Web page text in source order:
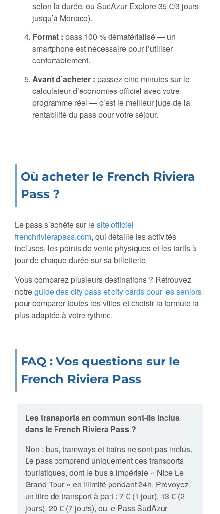
selon la durée, ou SudAzur Explore 35 €/3 jours
jusqu’à Monaco).
Format : pass 100 % dématérialisé — un
smartphone est nécessaire pour l’utiliser
confortablement.
Avant d’acheter : passez cinq minutes sur le
calculateur d’économies officiel avec votre
programme réel — c’est le meilleur juge de la
rentabilité du pass pour votre séjour.
Où acheter le French Riviera
Pass ?
Le pass s’achète sur lesite officiel
frenchrivierapass.com, qui détaille les activités
incluses, les points de vente physiques et les tarifs à
jour de chaque durée sur sa billetterie.
Vous comparez plusieurs destinations ? Retrouvez
notreguide des city pass et city cards pour les seniors
pour comparer toutes les villes et choisir la formule la
plus adaptée à votre rythme.
FAQ : Vos questions sur le
French Riviera Pass
Les transports en commun sont-ils inclus
dans le French Riviera Pass ?
Non : bus, tramways et trains ne sont pas inclus.
Le pass comprend uniquement des transports
touristiques, dont le bus à impériale « Nice Le
Grand Tour » en illimité pendant 24h. Prévoyez
un titre de transport à part : 7 € (1 jour), 13 € (2
jours), 20 € (7 jours), ou le Pass SudAzur